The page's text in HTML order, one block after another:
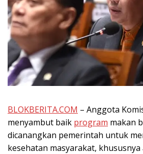
BLOKBERITA.COM – Anggota
menyambut baik program makan
dicanangkan pemerintah untuk
kesehatan masyarakat,